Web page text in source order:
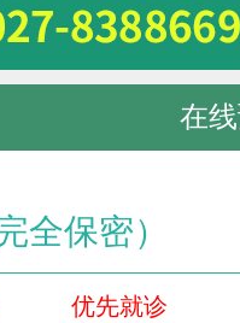
在
全保密）
优先就诊